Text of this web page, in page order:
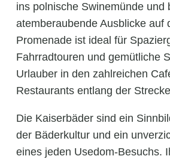
ins polnische Swinemünde und
atemberaubende Ausblicke auf
Promenade ist ideal für
Fahrradtouren und gemütliche
Urlauber in den zahlreichen
Restaurants entlang der
Die Kaiserbäder sind ein
der Bäderkultur und ein
eines jeden Usedom-Besuchs.